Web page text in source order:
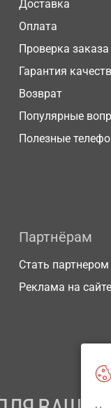
Доставка
Оплата
Проверка заказа
Гарантия
Возврат
Популярные
Полезные
Партнёрам
Стать партнером
Реклама на сайте